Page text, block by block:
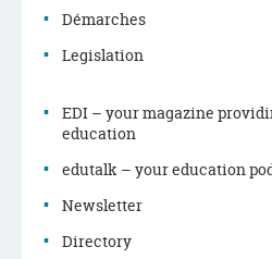
Démarches
Legislation
EDI – your magazine
education
edutalk – your education
Newsletter
Directory